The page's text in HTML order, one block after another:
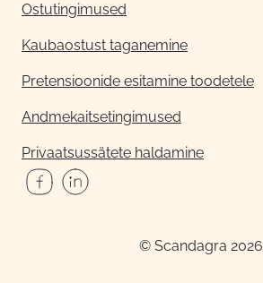
Ostutingimused
Kaubaostust taganemine
Pretensioonide esitamine toodetele
Andmekaitsetingimused
Privaatsussätete haldamine
© Scandagra 2026